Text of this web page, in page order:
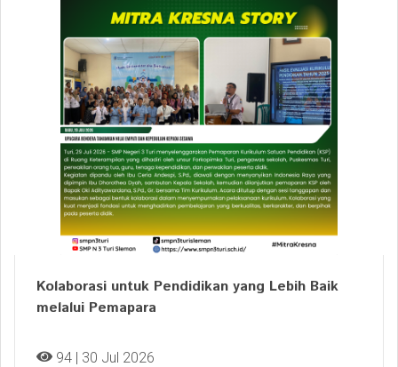
Kolaborasi untuk Pendidikan yang Lebih Baik
melalui Pemapara
94 | 30 Jul 2026